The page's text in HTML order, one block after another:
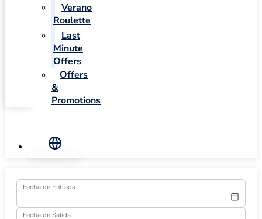
Verano
Roulette
Last
Minute
Offers
Offers
&
Promotions
Fecha de Entrada
Fecha de Salida